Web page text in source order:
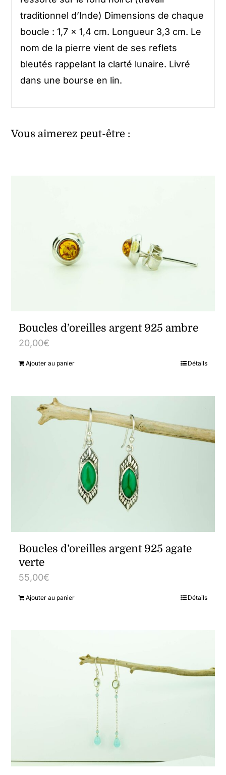
traditionnel d’Inde) Dimensions de chaque
boucle : 1,7 x 1,4 cm. Longueur 3,3 cm. Le
nom de la pierre vient de ses reflets
bleutés rappelant la clarté lunaire. Livré
dans une bourse en lin.
Vous aimerez peut-être :
Boucles d’oreilles argent 925 ambre
20,00€
Ajouter au panier Détails
Boucles d’oreilles argent 925 agate
verte
55,00€
Ajouter au panier Détails